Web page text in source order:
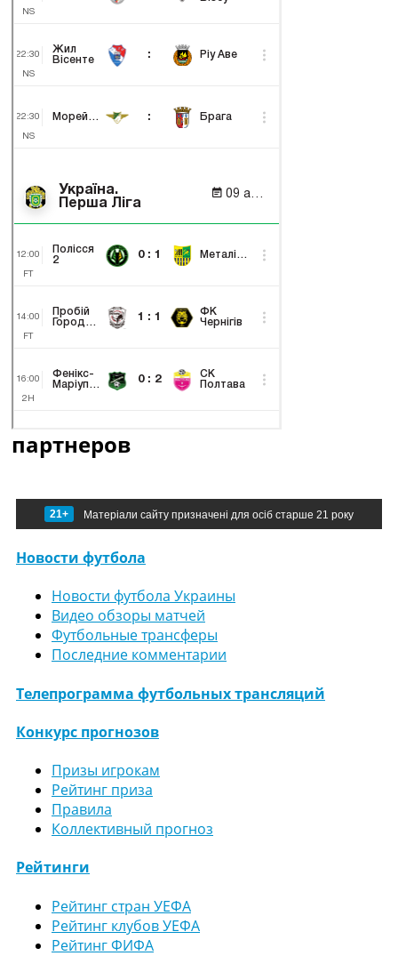
партнеров
21+ Матеріали сайту призначені для осіб старше 21 року
Новости футбола
Новости футбола Украины
Видео обзоры матчей
Футбольные трансферы
Последние комментарии
Телепрограмма футбольных трансляций
Конкурс прогнозов
Призы игрокам
Рейтинг приза
Правила
Коллективный прогноз
Рейтинги
Рейтинг стран УЕФА
Рейтинг клубов УЕФА
Рейтинг ФИФА